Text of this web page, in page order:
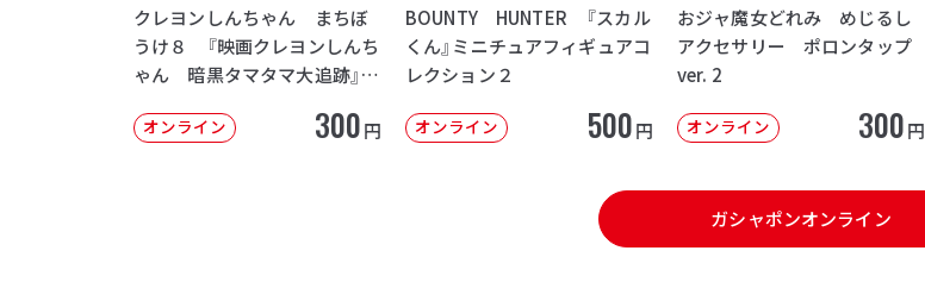
クレヨンしんちゃん まちぼ
うけ８ 『映画クレヨンしんち
ゃん 暗黒タマタマ大追跡』
オンライン 300円
BOUNTY HUNTER 『スカル
くん』ミニチュアフィギュアコ
レクション２
オンライン 500円
おジャ魔女どれみ めじるし
アクセサリー ポロンタップ
ver. 2
オンライン 300円
ガシャポンオンライン